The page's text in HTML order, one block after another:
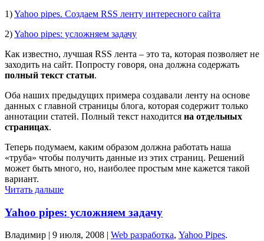
1)Yahoo pipes. Cоздаем RSS ленту интересного сайта
2)Yahoo pipes: усложняем задачу
Как известно, лучшая RSS лента – это та, которая позволяет не
заходить на сайт. Попросту говоря, она должна содержать
полный текст статьи.
Оба наших предыдущих примера создавали ленту на основе
данных с главной страницы блога, которая содержит только
аннотации статей. Полный текст находится на отдельных
страницах.
Теперь подумаем, каким образом должна работать наша
«труба» чтобы получить данные из этих страниц. Решений
может быть много, но, наиболее простым мне кажется такой
вариант.
Читать дальше
Yahoo pipes: усложняем задачу
Владимир | 9 июля, 2008 | Web разработка, Yahoo Pipes.